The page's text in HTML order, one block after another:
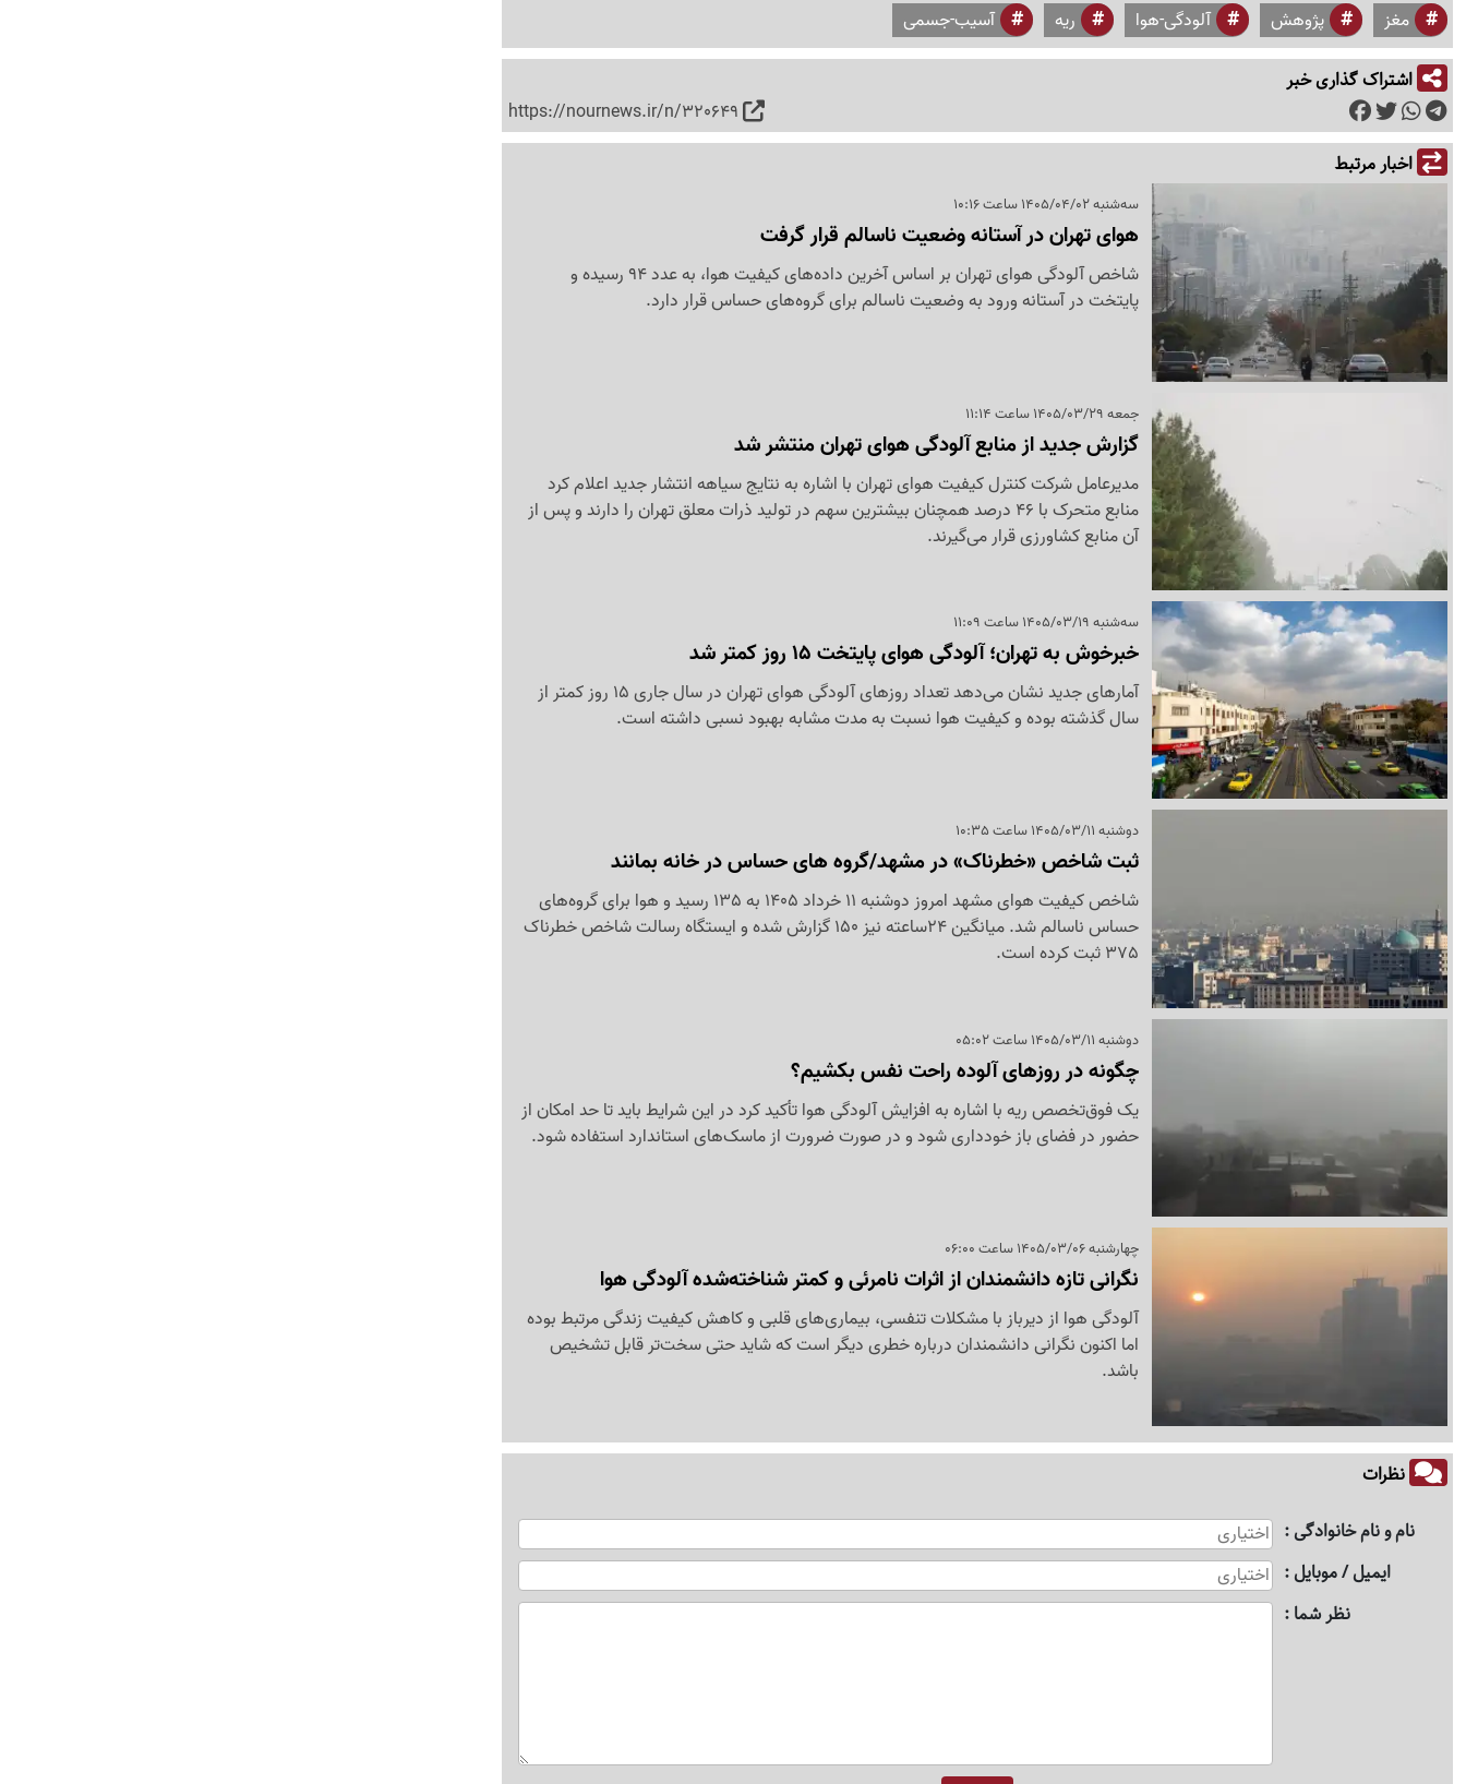
مغز پژوهش آلودگی-هوا ریه آسیب-جسمی
اشتراک گذاری خبر
https://nournews.ir/n/320649
اخبار مرتبط
سه‌شنبه 1405/04/02 ساعت 10:16
هوای تهران در آستانه وضعیت ناسالم قرار گرفت
شاخص آلودگی هوای تهران بر اساس آخرین داده‌های کیفیت هوا، به عدد 94 رسیده و
پایتخت در آستانه ورود به وضعیت ناسالم برای گروه‌های حساس قرار دارد.
جمعه 1405/03/29 ساعت 11:14
گزارش جدید از منابع آلودگی هوای تهران منتشر شد
مدیرعامل شرکت کنترل کیفیت هوای تهران با اشاره به نتایج سیاهه انتشار جدید اعلام کرد
منابع متحرک با 46 درصد همچنان بیشترین سهم در تولید ذرات معلق تهران را دارند و پس از
آن منابع کشاورزی قرار می‌گیرند.
سه‌شنبه 1405/03/19 ساعت 11:09
خبرخوش به تهران؛ آلودگی هوای پایتخت 15 روز کمتر شد
آمارهای جدید نشان می‌دهد تعداد روزهای آلودگی هوای تهران در سال جاری 15 روز کمتر از
سال گذشته بوده و کیفیت هوا نسبت به مدت مشابه بهبود نسبی داشته است.
دوشنبه 1405/03/11 ساعت 10:35
ثبت شاخص «خطرناک» در مشهد/گروه های حساس در خانه بمانند
شاخص کیفیت هوای مشهد امروز دوشنبه 11 خرداد 1405 به 135 رسید و هوا برای گروه‌های
حساس ناسالم شد. میانگین 24ساعته نیز 150 گزارش شده و ایستگاه رسالت شاخص خطرناک
375 ثبت کرده است.
دوشنبه 1405/03/11 ساعت 05:02
چگونه در روزهای آلوده راحت نفس بکشیم؟
یک فوق‌تخصص ریه با اشاره به افزایش آلودگی هوا تأکید کرد در این شرایط باید تا حد امکان از
حضور در فضای باز خودداری شود و در صورت ضرورت از ماسک‌های استاندارد استفاده شود.
چهارشنبه 1405/03/06 ساعت 06:00
نگرانی تازه دانشمندان از اثرات نامرئی و کمتر شناخته‌شده آلودگی هوا
آلودگی هوا از دیرباز با مشکلات تنفسی، بیماری‌های قلبی و کاهش کیفیت زندگی مرتبط بوده
اما اکنون نگرانی دانشمندان درباره خطری دیگر است که شاید حتی سخت‌تر قابل تشخیص
باشد.
نظرات
نام و نام خانوادگی
ایمیل / موبایل
نظر شما